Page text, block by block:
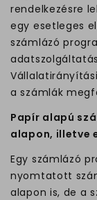
rendelkezésre
egy esetleges
számlázó
a számlák
Papír alapú
alapon, illetve
Egy számlázó
nyomtatott
alapon is, de a